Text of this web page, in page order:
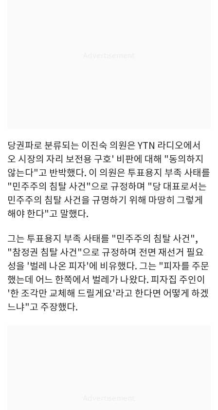
당권파로 분류되는 이진숙 의원은 YTN 라디오에서
오 시장의 자리 보전용 구호' 비판에 대해 "동의하지
않는다"고 반박했다. 이 의원은 투표용지 부족 사태를
"민주주의 침탈 사건"으로 규정하며 "당 대표로서는
민주주의 침탈 사건을 규명하기 위해 마땅히 그렇게
해야 한다"고 말했다.
그는 투표용지 부족 사태를 "민주주의 침탈 사건",
"참정권 침탈 사건"으로 규정하며 전면 재선거 필요
성을 '벌레 나온 피자'에 비유했다. 그는 "피자를 주문
했는데 어느 한쪽에서 벌레가 나왔다. 피자집 주인이
'한 조각만 교체해 드릴게요'라고 한다면 어떻게 하겠
느냐"고 주장했다.